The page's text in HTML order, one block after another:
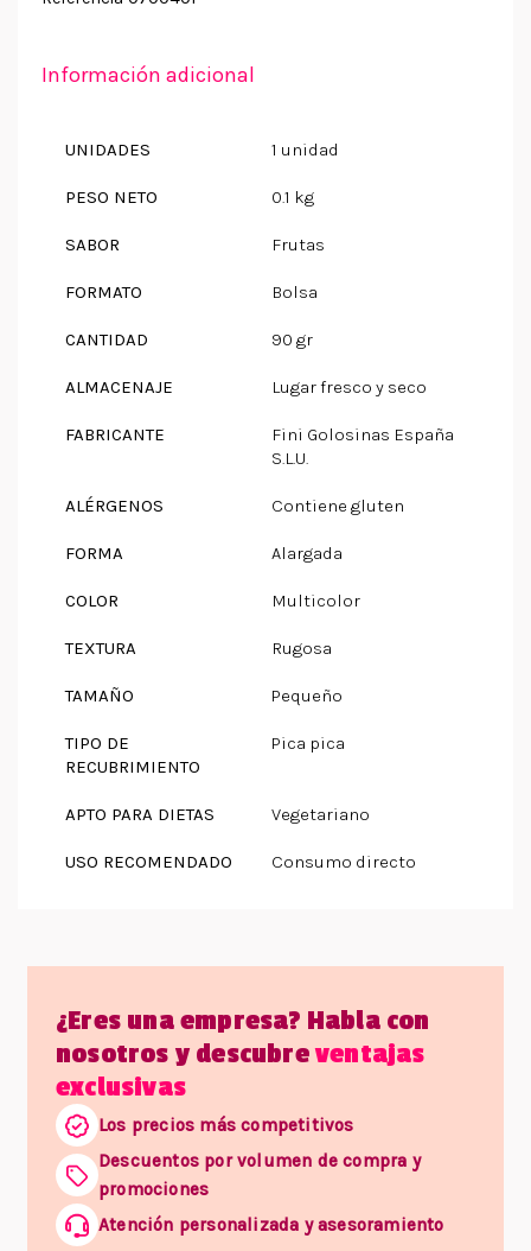
Información adicional
UNIDADES 1 unidad
PESO NETO 0.1 kg
SABOR Frutas
FORMATO Bolsa
CANTIDAD 90 gr
ALMACENAJE Lugar fresco y seco
FABRICANTE
Fini Golosinas España
S.L.U.
ALÉRGENOS Contiene gluten
FORMA Alargada
COLOR Multicolor
TEXTURA Rugosa
TAMAÑO Pequeño
TIPO DE
RECUBRIMIENTO
Pica pica
APTO PARA DIETAS Vegetariano
USO RECOMENDADO Consumo directo
¿Eres una empresa? Habla con
nosotros y descubreventajas
exclusivas
Los precios más competitivos
Descuentos por volumen de compra y
promociones
Atención personalizada y asesoramiento